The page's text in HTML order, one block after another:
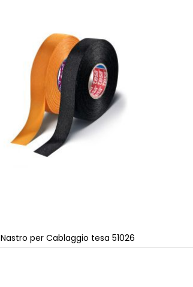
Nastro per Cablaggio tesa 51026